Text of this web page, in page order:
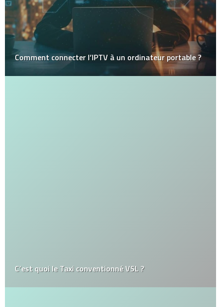
Comment connecter l’IPTV à un ordinateur portable ?
C’est quoi le Taxi conventionné VSL ?